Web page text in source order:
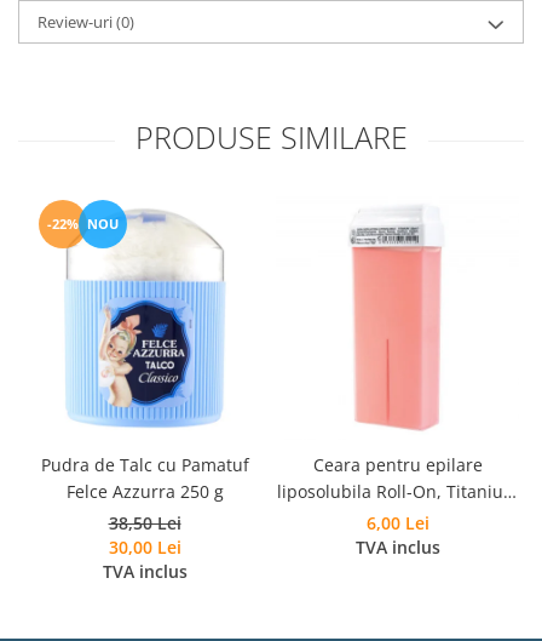
Review-uri(0)
PRODUSE SIMILARE
-22% NOU
Pudra de Talc cu Pamatuf
Felce Azzurra 250 g
38,50 Lei
30,00 Lei
TVA inclus
Ceara pentru epilare
liposolubila Roll-On, Titanium
Rosa, Roial, 100 ml
6,00 Lei
TVA inclus